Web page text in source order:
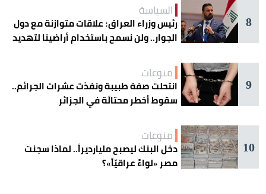
8
السياسة
رئيس وزراء العراق: علاقات متوازنة مع دول
الجوار.. ولن نسمح باستخدام أراضينا لتهديد
9
منوعات
انتحلت صفة طبيبة ونفذت عشرات الجرائم..
سقوط أخطر محتالَة في الجزائر
10
منوعات
دخل البنك ليصبح مليارديراً.. لماذا سجنت
مصر «لواءً عراقيّاً»؟